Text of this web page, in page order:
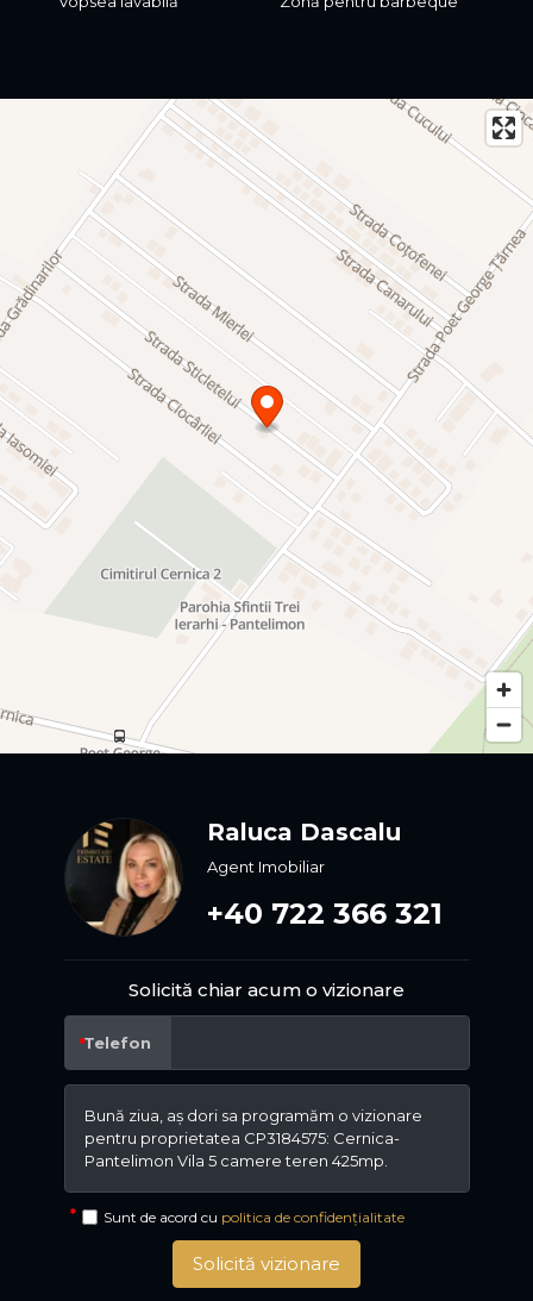
Raluca Dascalu
Agent Imobiliar
+40 722 366 321
Solicită chiar acum o vizionare
Telefon
Sunt de acord cu politica de confidențialitate
Solicită vizionare